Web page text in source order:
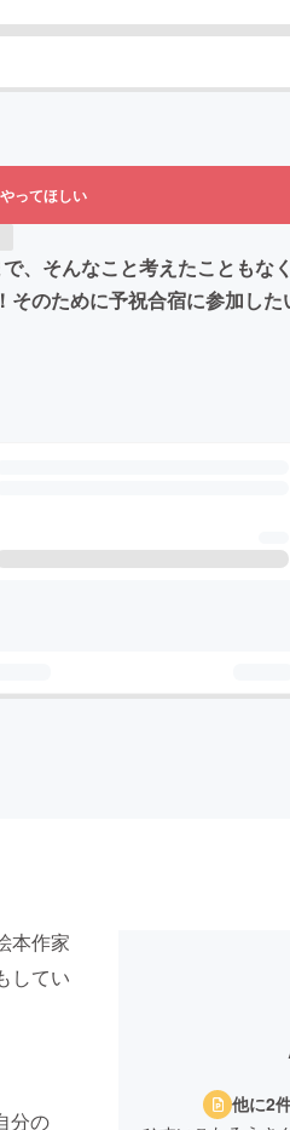
ってほしい
、そんなこと考えたこともな
のために予祝合宿に参加した
本作家
してい
分の
他に2